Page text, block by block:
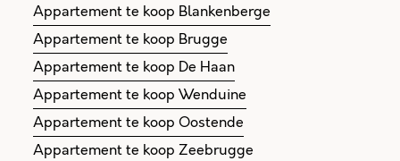
Appartement te koop Blankenberge
Appartement te koop Brugge
Appartement te koop De Haan
Appartement te koop Wenduine
Appartement te koop Oostende
Appartement te koop Zeebrugge